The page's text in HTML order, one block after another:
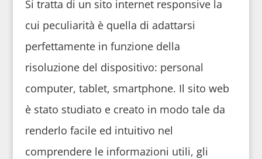
Si tratta di un sito internet responsive la
cui peculiarità è quella di adattarsi
perfettamente in funzione della
risoluzione del dispositivo: personal
computer, tablet, smartphone. Il sito web
è stato studiato e creato in modo tale da
renderlo facile ed intuitivo nel
comprendere le informazioni utili, gli